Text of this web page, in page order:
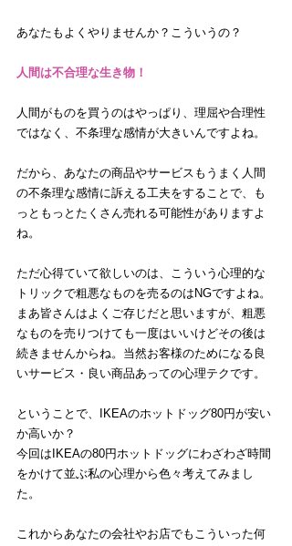
あなたもよくやりませんか？こういうの？
人間は不合理な生き物！
人間がものを買うのはやっぱり、理屈や合理性
ではなく、不条理な感情が大きいんですよね。
だから、あなたの商品やサービスもうまく人間
の不条理な感情に訴える工夫をすることで、も
っともっとたくさん売れる可能性がありますよ
ね。
ただ心得ていて欲しいのは、こういう心理的な
トリックで粗悪なものを売るのはNGですよね。
まあ皆さんはよくご存じだと思いますが、粗悪
なものを売りつけても一度はいいけどその後は
続きませんからね。当然お客様のためになる良
いサービス・良い商品あっての心理テクです。
ということで、IKEAのホットドッグ80円が安い
か高いか？
今回はIKEAの80円ホットドッグにわざわざ時間
をかけて並ぶ私の心理から色々考えてみまし
た。
これからあなたの会社やお店でもこういった何